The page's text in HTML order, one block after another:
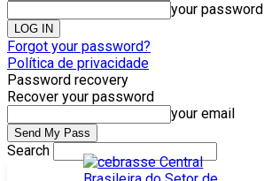
your password
Forgot your password?
Política de privacidade
Password recovery
Recover your password
your email
Search